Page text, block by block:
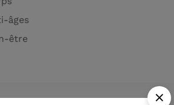
âges
être